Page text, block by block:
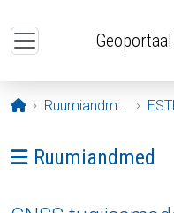
Geoportaal
Avaleht
Ruumiandmed
Ava menüü:
Ruumiandmed